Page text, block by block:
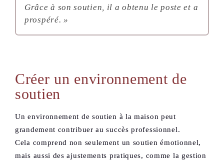
Grâce à son soutien, il a obtenu le poste et a
prospéré. »
Créer un environnement de
soutien
Un environnement de soutien à la maison peut
grandement contribuer au succès professionnel.
Cela comprend non seulement un soutien émotionnel,
mais aussi des ajustements pratiques, comme la gestion